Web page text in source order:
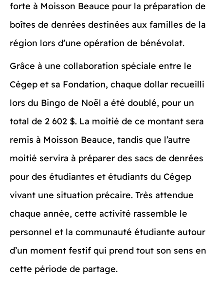
forte à Moisson Beauce pour la préparation de
boîtes de denrées destinées aux familles de la
région lors d’une opération de bénévolat.
Grâce à une collaboration spéciale entre le
Cégep et sa Fondation, chaque dollar recueilli
lors du Bingo de Noël a été doublé, pour un
total de 2 602 $. La moitié de ce montant sera
remis à Moisson Beauce, tandis que l’autre
moitié servira à préparer des sacs de denrées
pour des étudiantes et étudiants du Cégep
vivant une situation précaire. Très attendue
chaque année, cette activité rassemble le
personnel et la communauté étudiante autour
d’un moment festif qui prend tout son sens en
cette période de partage.